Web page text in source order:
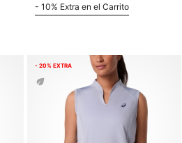
- 10% Extra en el Carrito
- 20% EXTRA